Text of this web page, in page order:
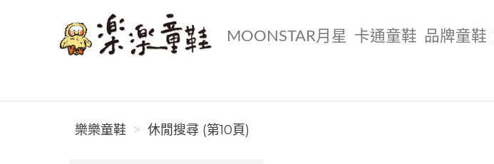
MOONSTAR月星 卡通童鞋 品牌童鞋
樂樂童鞋 休閒搜尋 (第10頁)